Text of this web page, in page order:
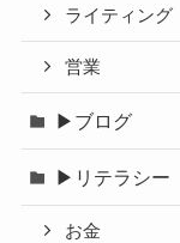
ライティング
営業
▶ブログ
▶リテラシー
お金